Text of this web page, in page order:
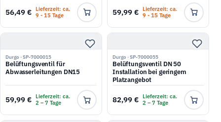
56,49 €
Lieferzeit: ca.
9 - 15 Tage
59,99 €
Lieferzeit: ca.
9 - 15 Tage
Durgo · SP-7000015
Belüftungsventil für
Abwasserleitungen DN15
59,99 €
Lieferzeit: ca.
2 – 7 Tage
Durgo · SP-7000055
Belüftungsventil DN 50
Installation bei geringem
Platzangebot
82,99 €
Lieferzeit: ca.
2 – 7 Tage